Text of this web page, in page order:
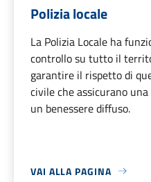
Polizia locale
La Polizia Locale ha
controllo su tutto il
garantire il rispetto di
civile che assicurano
un benessere diffuso.
VAI ALLA PAGINA